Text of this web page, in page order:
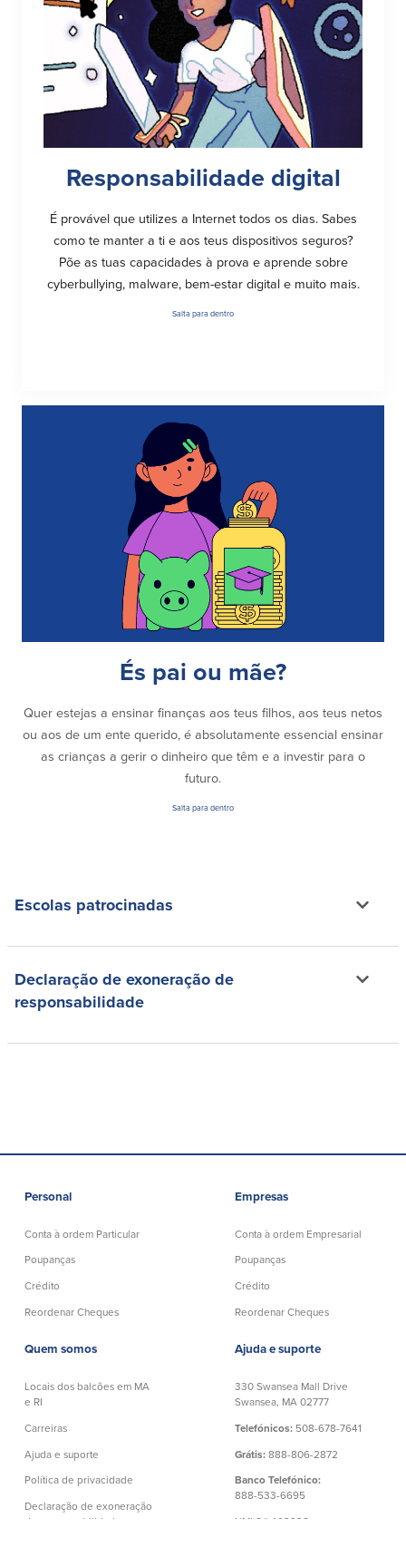
Responsabilidade digital
É provável que utilizes a Internet todos os dias. Sabes
como te manter a ti e aos teus dispositivos seguros?
Põe as tuas capacidades à prova e aprende sobre
cyberbullying, malware, bem-estar digital e muito mais.
Salta para dentro
És pai ou mãe?
Quer estejas a ensinar finanças aos teus filhos, aos teus netos
ou aos de um ente querido, é absolutamente essencial ensinar
as crianças a gerir o dinheiro que têm e a investir para o
futuro.
Salta para dentro
Escolas patrocinadas
Declaração de exoneração de
responsabilidade
Personal
Conta à ordem Particular
Poupanças
Crédito
Reordenar Cheques
Empresas
Conta à ordem Empresarial
Poupanças
Crédito
Reordenar Cheques
Quem somos
Locais dos balcões em MA
e RI
Carreiras
Ajuda e suporte
Política de privacidade
Declaração de exoneração
de responsabilidade
Ajuda e suporte
330 Swansea Mall Drive
Swansea, MA 02777
Telefónicos: 508-678-7641
Grátis: 888-806-2872
Banco Telefónico:
888-533-6695
NMLS# 403238